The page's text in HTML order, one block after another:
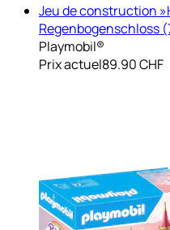
Jeu de construction
Regenbogenschloss
Playmobil®
Prix actuel89.90 CHF